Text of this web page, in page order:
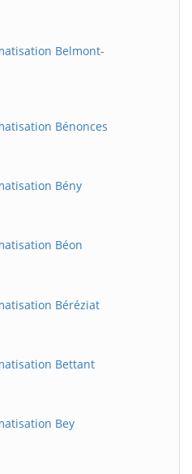
Belmont-
Bénonces
Bény
Béon
Béréziat
Bettant
Bey